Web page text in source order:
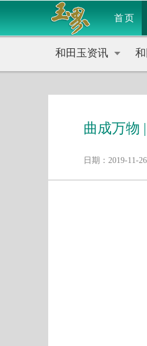
首页
和田玉资讯
曲成万物
日期：2019-11-